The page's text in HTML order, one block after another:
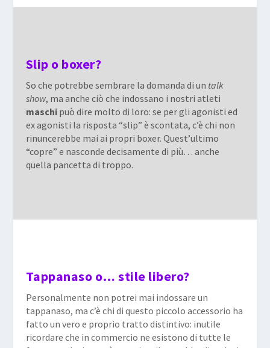
Slip o boxer?
So che potrebbe sembrare la domanda di un talk
show, ma anche ciò che indossano i nostri atleti
maschipuò dire molto di loro: se per gli agonisti ed
ex agonisti la risposta “slip” è scontata, c’è chi non
rinuncerebbe mai ai propri boxer. Quest’ultimo
“copre” e nasconde decisamente di più… anche
quella pancetta di troppo.
Tappanaso o… stile libero?
Personalmente non potrei mai indossare un
tappanaso, ma c’è chi di questo piccolo accessorio ha
fatto un vero e proprio tratto distintivo: inutile
ricordare che in commercio ne esistono di tutte le